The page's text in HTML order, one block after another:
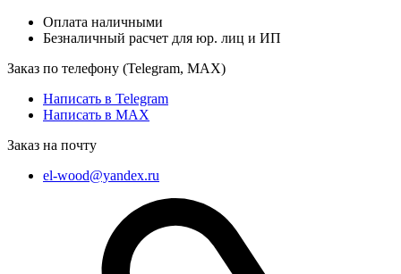
Оплата наличными
Безналичный расчет для юр. лиц и ИП
Заказ по телефону (Telegram, MAX)
Написать в Telegram
Написать в MAX
Заказ на почту
el-wood@yandex.ru